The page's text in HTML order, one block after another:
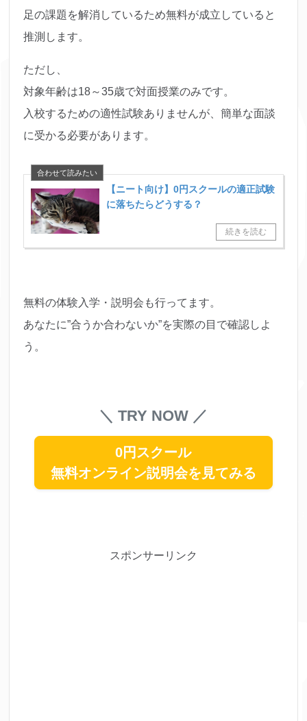
足の課題を解消しているため無料が成立していると
推測します。
ただし、
対象年齢は18～35歳で対面授業のみです。
入校するための適性試験ありませんが、簡単な面談
に受かる必要があります。
【ニート向け】0円スクールの適正試験
に落ちたらどうする？
無料の体験入学・説明会も行ってます。
あなたに”合うか合わないか”を実際の目で確認しよ
う。
＼ TRY NOW ／
0円スクール
無料オンライン説明会を見てみる
スポンサーリンク